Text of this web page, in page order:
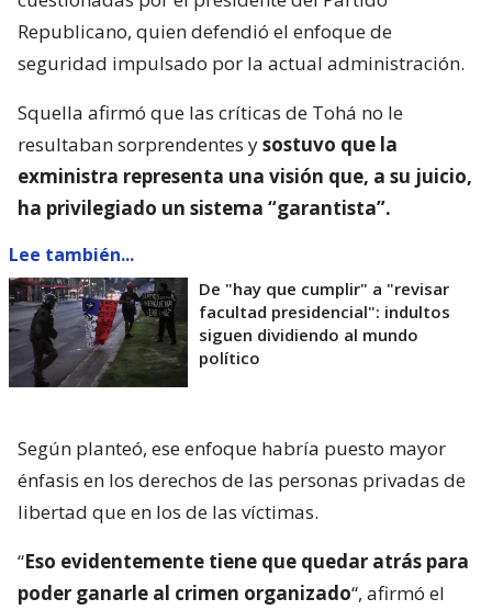
Republicano, quien defendió el enfoque de
seguridad impulsado por la actual administración.
Squella afirmó que las críticas de Tohá no le
resultaban sorprendentes ysostuvo que la
exministra representa una visión que, a su juicio,
ha privilegiado un sistema “garantista”.
Lee también...
De "hay que cumplir" a "revisar
facultad presidencial": indultos
siguen dividiendo al mundo
político
Según planteó, ese enfoque habría puesto mayor
énfasis en los derechos de las personas privadas de
libertad que en los de las víctimas.
“Eso evidentemente tiene que quedar atrás para
poder ganarle al crimen organizado“, afirmó el